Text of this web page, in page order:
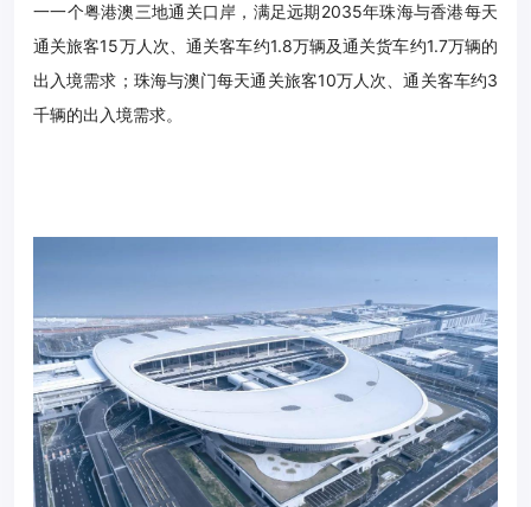
一一个粤港澳三地通关口岸，满足远期2035年珠海与香港每天
通关旅客15万人次、通关客车约1.8万辆及通关货车约1.7万辆的
出入境需求；珠海与澳门每天通关旅客10万人次、通关客车约3
千辆的出入境需求。